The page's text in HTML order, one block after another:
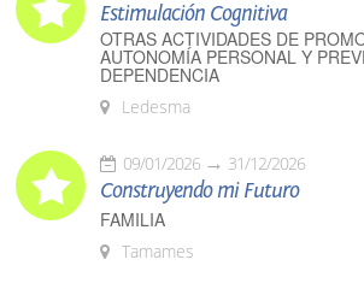
Estimulación Cognitiva
OTRAS ACTIVIDADES DE
AUTONOMÍA PERSONAL Y
DEPENDENCIA
Ledesma
09/01/2026 31/12/2026
Construyendo mi Futuro
FAMILIA
Tamames